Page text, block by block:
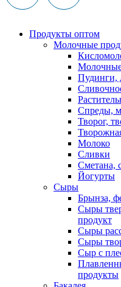
Продукты оптом
Молочные
Пудинги,
Спреды,
Творог,
Молоко
Сливки
Сметана,
Йогурты
Сыры
Брынза,
Сыры
продукт
Сыры
Сыры
Сыр с
продукты